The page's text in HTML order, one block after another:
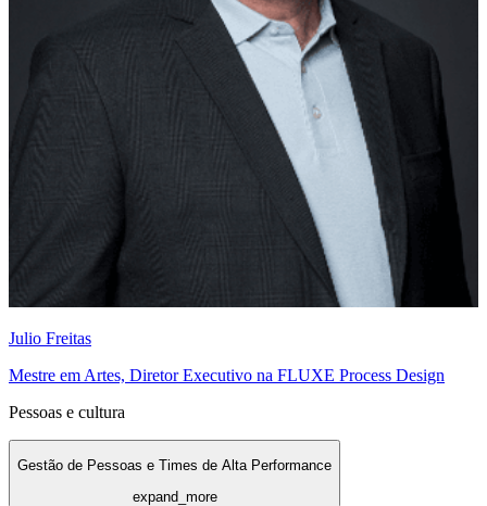
Julio Freitas
Mestre em Artes, Diretor Executivo na FLUXE Process Design
Pessoas e cultura
Gestão de Pessoas e Times de Alta Performance
expand_more